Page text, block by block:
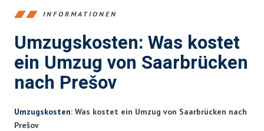
INFORMATIONEN
Umzugskosten: Was kostet
ein Umzug von Saarbrücken
nach Prešov
Umzugskosten: Was kostet ein Umzug von Saarbrücken nach
Prešov